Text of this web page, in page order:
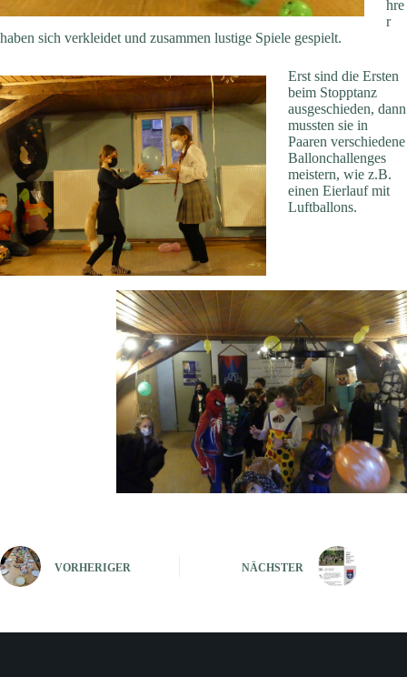
hre
r
haben sich verkleidet und zusammen lustige Spiele gespielt.
Erst sind die Ersten
beim Stopptanz
ausgeschieden, dann
mussten sie in
Paaren verschiedene
Ballonchallenges
meistern, wie z.B.
einen Eierlauf mit
Luftballons.
VORHERIGER NÄCHSTER